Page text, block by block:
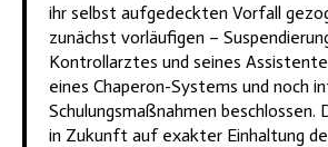
ihr selbst aufgedeckten Vorfall
zunächst vorläufigen –
Kontrollarztes und seines
eines Chaperon-Systems und noch
Schulungsmaßnahmen beschlossen.
in Zukunft auf exakter Einhaltung